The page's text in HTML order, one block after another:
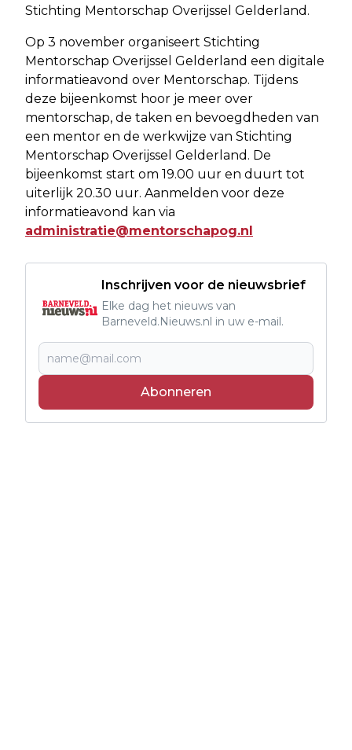
Stichting Mentorschap Overijssel Gelderland.
Op 3 november organiseert Stichting
Mentorschap Overijssel Gelderland een digitale
informatieavond over Mentorschap. Tijdens
deze bijeenkomst hoor je meer over
mentorschap, de taken en bevoegdheden van
een mentor en de werkwijze van Stichting
Mentorschap Overijssel Gelderland. De
bijeenkomst start om 19.00 uur en duurt tot
uiterlijk 20.30 uur. Aanmelden voor deze
informatieavond kan via
administratie@mentorschapog.nl
Inschrijven voor de nieuwsbrief
Elke dag het nieuws van
Barneveld.Nieuws.nl in uw e-mail.
Abonneren